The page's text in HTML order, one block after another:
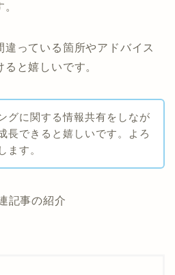
っている箇所やアドバイス
と嬉しいです。
グに関する情報共有をしなが
長できると嬉しいです。よろ
ます。
記事の紹介